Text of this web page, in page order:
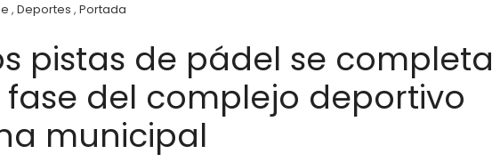
, Deportes , Portada
pistas de pádel se completa
del complejo deportivo
municipal